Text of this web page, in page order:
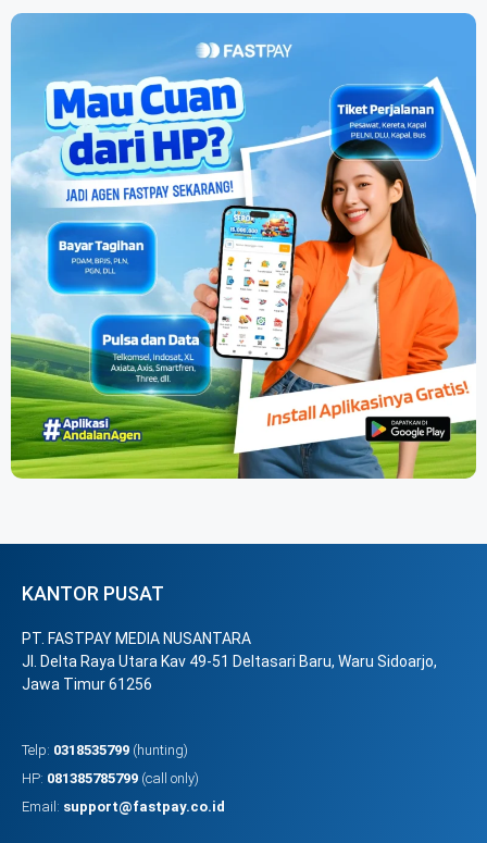
KANTOR PUSAT
PT. FASTPAY MEDIA NUSANTARA
Jl. Delta Raya Utara Kav 49-51 Deltasari Baru, Waru Sidoarjo,
Jawa Timur 61256
Telp: 0318535799 (hunting)
HP: 081385785799 (call only)
Email: support@fastpay.co.id